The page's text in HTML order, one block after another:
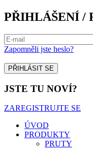
PŘIHLÁŠENÍ /
Zapomněli jste heslo?
JSTE TU NOVÍ?
ZAREGISTRUJTE SE
ÚVOD
PRODUKTY
PRUTY